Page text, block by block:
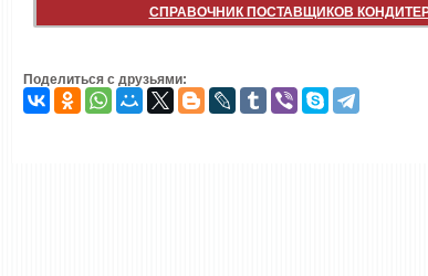
СПРАВОЧНИК ПОСТАВЩИКОВ
Поделиться с друзьями: